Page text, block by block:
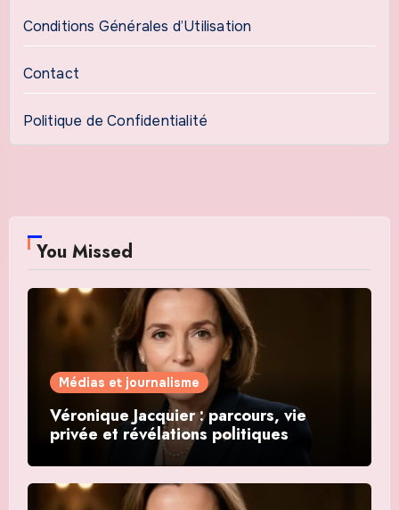
Conditions Générales d’Utilisation
Contact
Politique de Confidentialité
You Missed
Médias et journalisme
Véronique Jacquier : parcours, vie
privée et révélations politiques